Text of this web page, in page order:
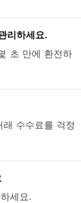
리하세요.
초 만에 환전하
수수료를 걱정
세요.